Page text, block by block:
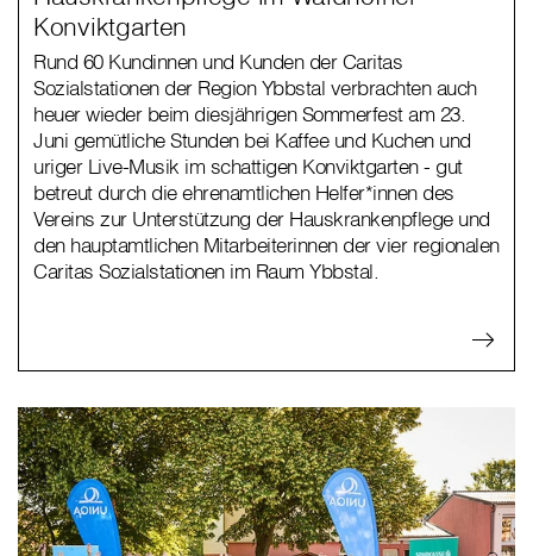
Konviktgarten
Rund 60 Kundinnen und Kunden der Caritas
Sozialstationen der Region Ybbstal verbrachten auch
heuer wieder beim diesjährigen Sommerfest am 23.
Juni gemütliche Stunden bei Kaffee und Kuchen und
uriger Live-Musik im schattigen Konviktgarten - gut
betreut durch die ehrenamtlichen Helfer*innen des
Vereins zur Unterstützung der Hauskrankenpflege und
den hauptamtlichen Mitarbeiterinnen der vier regionalen
Caritas Sozialstationen im Raum Ybbstal.